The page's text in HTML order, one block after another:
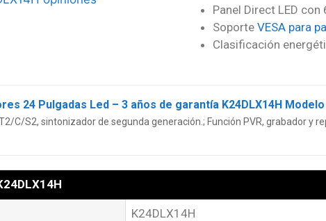
Panel Direct LED
Soporte VESA para
Clasificación
24 Pulgadas Led – 3 años de garantía K24DLX14H
C/S2, sintonizador de segunda generación.; Función PVR, grabador y
K24DLX14H